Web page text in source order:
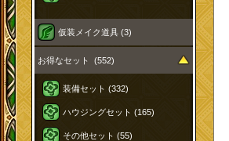
仮装メイク道具 (3)
お得なセット (552)
装備セット (332)
ハウジングセット (165)
その他セット (55)